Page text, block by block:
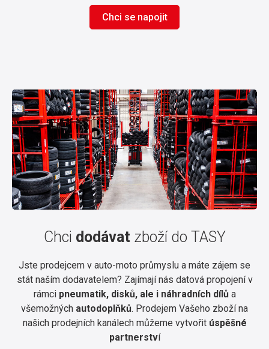
Chci se napojit
Chci dodávatzboží do TASY
Jste prodejcem v auto-moto průmyslu a máte zájem se
stát naším dodavatelem? Zajímají nás datová propojení v
rámci pneumatik, disků, ale i náhradních dílů a
všemožných autodoplňků. Prodejem Vašeho zboží na
našich prodejních kanálech můžeme vytvořit úspěšné
partnerství